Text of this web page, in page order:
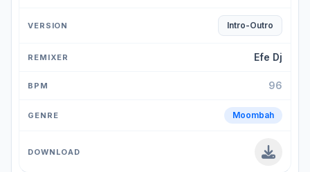
Intro-Outro
Efe Dj
96
Moombah